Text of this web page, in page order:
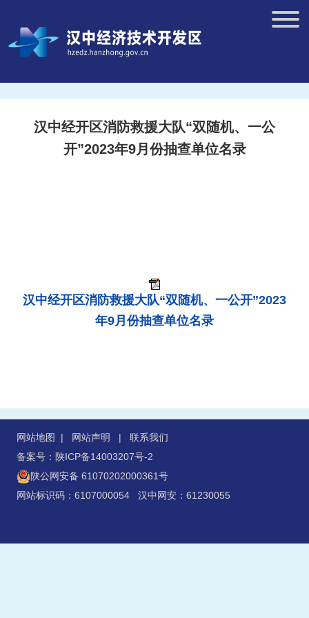
汉中经开区消防救援大队“双随机、一公
开”2023年9月份抽查单位名录
汉中经开区消防救援大队“双随机、一公开”2023
年9月份抽查单位名录
网站地图 | 网站声明 | 联系我们
备案号：陕ICP备14003207号-2
陕公网安备 61070202000361号
网站标识码：6107000054 汉中网安：61230055